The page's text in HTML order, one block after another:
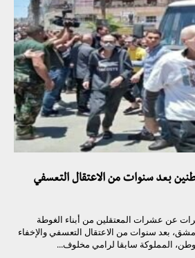
بعد سنوات من الاعتقال التعسفي
عن عشرات المعتقلين من أبناء الغوطة
بعد سنوات من الاعتقال التعسفي والإخفاء
المملوكة سابقا لرامي مخلوف...